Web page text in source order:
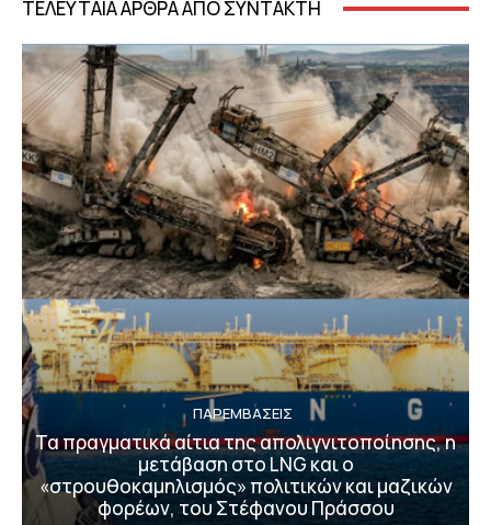
ΤΕΛΕΥΤΑΙΑ ΑΡΘΡΑ ΑΠΟ ΣΥΝΤΑΚΤΗ
ΠΑΡΕΜΒΑΣΕΙΣ
Τα πραγματικά αίτια της απολιγνιτοποίησης, η
μετάβαση στο LNG και ο
«στρουθοκαμηλισμός» πολιτικών και μαζικών
φορέων, του Στέφανου Πράσσου